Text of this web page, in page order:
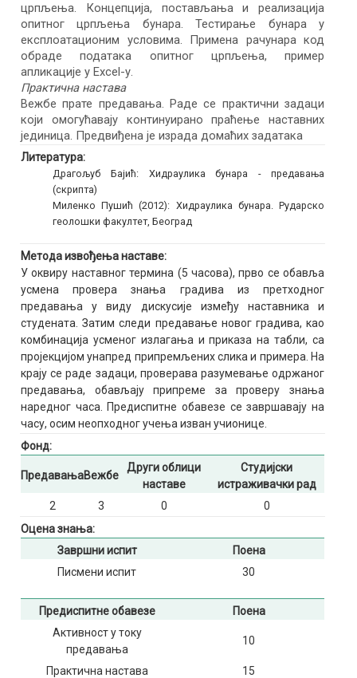
црпљења. Концепција, постављања и реализација
опитног црпљења бунара. Тестирање бунара у
експлоатационим условима. Примена рачунара код
обраде података опитног црпљења, пример
апликације у Excel-у.
Практична настава
Вежбе прате предавања. Раде се практични задаци
који омогућавају континуирано праћење наставних
јединица. Предвиђена је израда домаћих задатака
Литература:
Драгољуб Бајић: Хидраулика бунара - предавања
(скрипта)
Миленко Пушић (2012): Хидраулика бунара. Рударско
геолошки факултет, Београд
Метода извођења наставе:
У оквиру наставног термина (5 часова), прво се обавља
усмена провера знања градива из претходног
предавања у виду дискусије између наставника и
студената. Затим следи предавање новог градива, као
комбинација усменог излагања и приказа на табли, са
пројекцијом унапред припремљених слика и примера. На
крају се раде задаци, проверава разумевање одржаног
предавања, обављају припреме за проверу знања
наредног часа. Предиспитне обавезе се завршавају на
часу, осим неопходног учења изван учионице.
Фонд:
ПредавањаВежбе
Други облици
наставе
Студијски
истраживачки рад
2
3 0
0
Оцена знања:
Завршни испит
Поена
Писмени испит
30
Предиспитне обавезе
Поена
Активност у току
предавања
10
Практична настава
15